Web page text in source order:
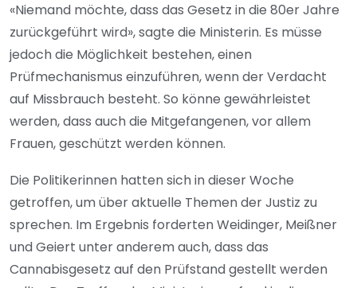
«Niemand möchte, dass das Gesetz in die 80er Jahre
zurückgeführt wird», sagte die Ministerin. Es müsse
jedoch die Möglichkeit bestehen, einen
Prüfmechanismus einzuführen, wenn der Verdacht
auf Missbrauch besteht. So könne gewährleistet
werden, dass auch die Mitgefangenen, vor allem
Frauen, geschützt werden können.
Die Politikerinnen hatten sich in dieser Woche
getroffen, um über aktuelle Themen der Justiz zu
sprechen. Im Ergebnis forderten Weidinger, Meißner
und Geiert unter anderem auch, dass das
Cannabisgesetz auf den Prüfstand gestellt werden